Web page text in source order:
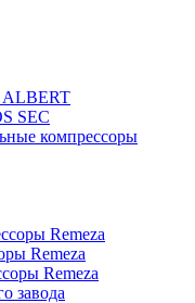
ALBERT
SEC
компрессоры
Remeza
Remeza
Remeza
завода